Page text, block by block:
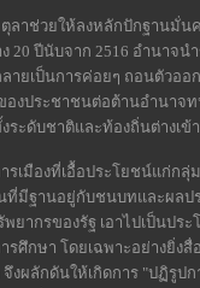
ลาช่วยให้ลงหลักปักฐานมั่
20 ปีนับจาก 2516 อำนาจ
ลายเป็นการค่อยๆ ถอนตัว
องประชาชนต่อต้านอำนาจ
ะดับชาติและท้องถิ่นต่างเข้
รเมืองที่เอื้อประโยชน์แก่
ที่มีฐานอยู่กับชนบทและผลป
ยากรของรัฐ เอาไปเป็นป
รศึกษา โดยเฉพาะอย่างยิ่ง
ผลักดันให้เกิดการ "ปฏิรูป